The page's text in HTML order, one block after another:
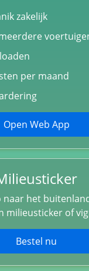
zakelijk
per maand
Open Web App
naar het
milieusticker of
Bestel nu